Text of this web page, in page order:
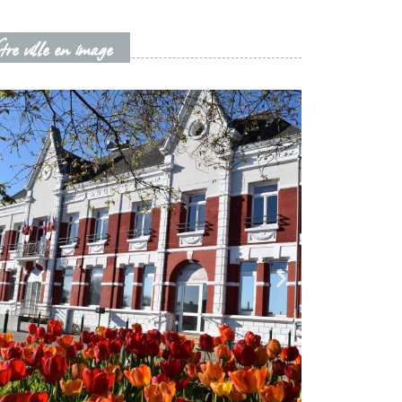
ville en image